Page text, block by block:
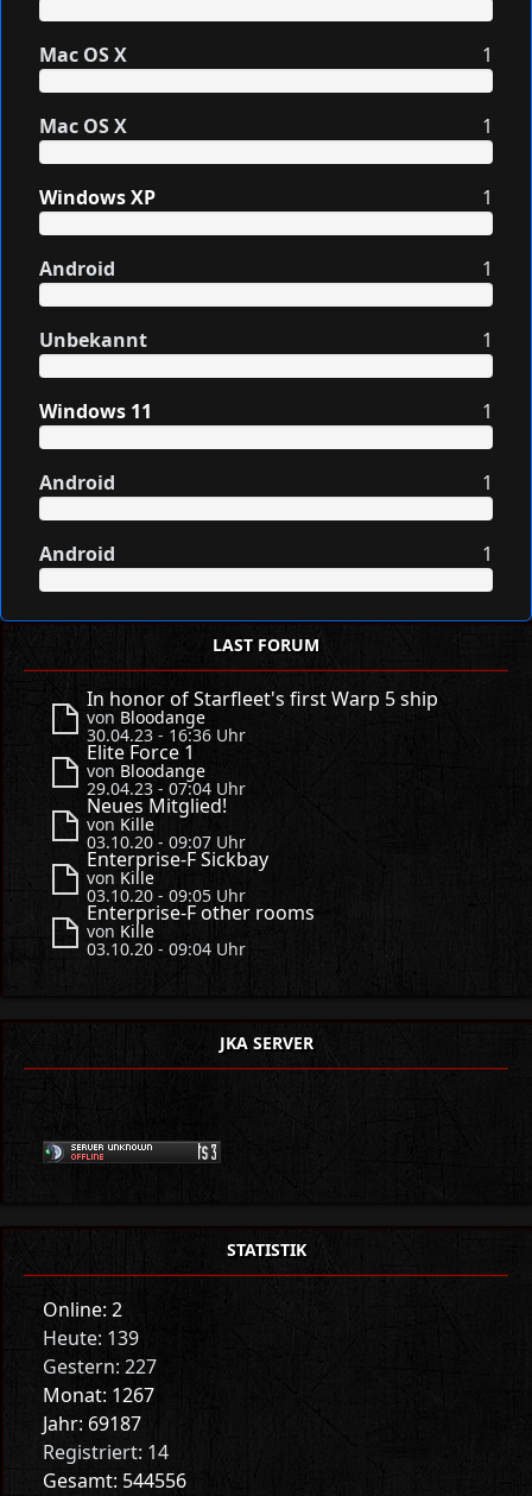
Mac OS X 1
Mac OS X 1
Windows XP 1
Android 1
Unbekannt 1
Windows 11 1
Android 1
Android 1
LAST FORUM
In honor of Starfleet's first Warp 5 ship
von Bloodange
30.04.23 - 16:36 Uhr
Elite Force 1
von Bloodange
29.04.23 - 07:04 Uhr
Neues Mitglied!
von Kille
03.10.20 - 09:07 Uhr
Enterprise-F Sickbay
von Kille
03.10.20 - 09:05 Uhr
Enterprise-F other rooms
von Kille
03.10.20 - 09:04 Uhr
JKA SERVER
STATISTIK
Online: 2
Heute: 139
Gestern: 227
Monat: 1267
Jahr: 69187
Registriert: 14
Gesamt: 544556